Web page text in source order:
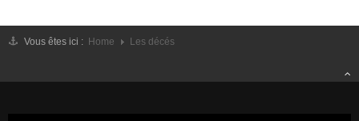
Condoléances
Vous êtes ici : Home Les décés